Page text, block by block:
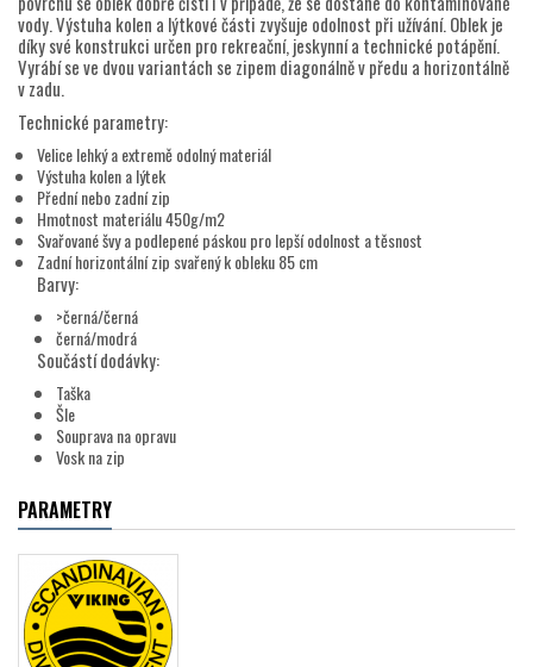
vody. Výstuha kolen a lýtkové části zvyšuje odolnost při užívání. Oblek je
díky své konstrukci určen pro rekreační, jeskynní a technické potápění.
Vyrábí se ve dvou variantách se zipem diagonálně v předu a horizontálně
v zadu.
Technické parametry:
Velice lehký a extremě odolný materiál
Výstuha kolen a lýtek
Přední nebo zadní zip
Hmotnost materiálu 450g/m2
Svařované švy a podlepené páskou pro lepší odolnost a těsnost
Zadní horizontální zip svařený k obleku 85 cm
Barvy:
>černá/černá
černá/modrá
Součástí dodávky:
Taška
Šle
Souprava na opravu
Vosk na zip
PARAMETRY